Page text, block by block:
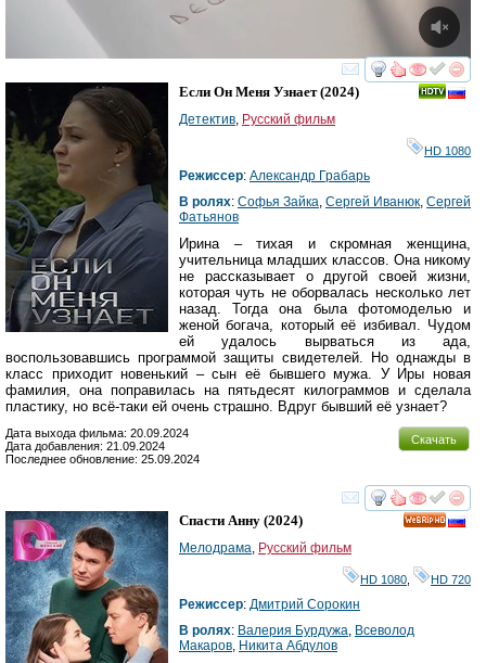
смотреть
Если Он Меня Узнает(2024)
Детектив, Русский фильм
HD 1080
Режиссер: Александр Грабарь
В ролях: Софья Зайка, Сергей Иванюк, Сергей
Фатьянов
Ирина – тихая и скромная женщина,
учительница младших классов. Она никому
не рассказывает о другой своей жизни,
которая чуть не оборвалась несколько лет
назад. Тогда она была фотомоделью и
женой богача, который её избивал. Чудом
ей удалось вырваться из ада,
воспользовавшись программой защиты свидетелей. Но однажды в
класс приходит новенький – сын её бывшего мужа. У Иры новая
фамилия, она поправилась на пятьдесят килограммов и сделала
пластику, но всё-таки ей очень страшно. Вдруг бывший её узнает?
Скачать
Дата выхода фильма: 20.09.2024
Дата добавления: 21.09.2024
Последнее обновление: 25.09.2024
смотреть
Спасти Анну (2024)
Мелодрама, Русский фильм
HD 1080 HD 720
Режиссер: Дмитрий Сорокин
В ролях: Валерия Бурдужа, Всеволод
Макаров, Никита Абдулов